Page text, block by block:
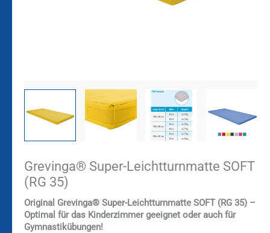
Grevinga® Super-Leichtturnmatte SOFT
(RG 35)
Original Grevinga® Super-Leichtturnmatte SOFT (RG 35) –
Optimal für das Kinderzimmer geeignet oder auch für
Gymnastikübungen!